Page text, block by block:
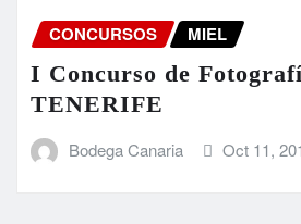
CONCURSOS MIEL
I Concurso de
TENERIFE
Bodega Canaria Oct 11,